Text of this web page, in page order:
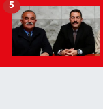
5